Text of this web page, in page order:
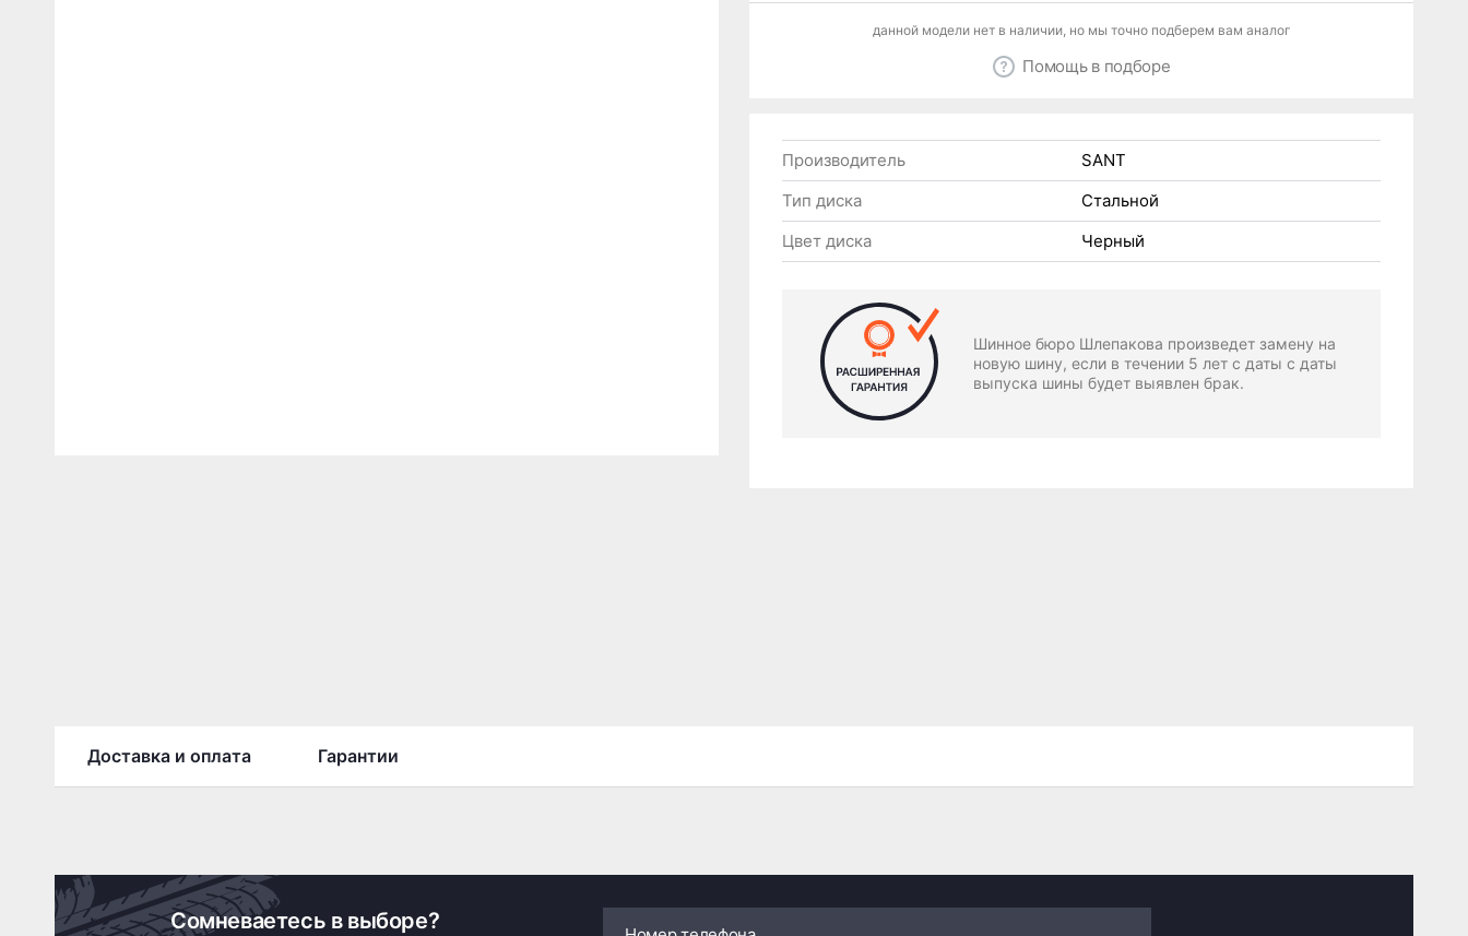
данной модели нет в наличии, но мы точно подберем вам аналог
Помощь в подборе
Производитель
SANT
Тип диска
Стальной
Цвет диска
Черный
Шинное бюро Шлепакова произведет замену на
новую шину, если в течении 5 лет с даты с даты
выпуска шины будет выявлен брак.
Доставка и оплата Гарантии
Сомневаетесь в выборе?